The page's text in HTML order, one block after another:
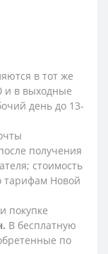
в тот же
и в выходные
день до 13-
получения
стоимость
тарифам Новой
покупке
В бесплатную
по